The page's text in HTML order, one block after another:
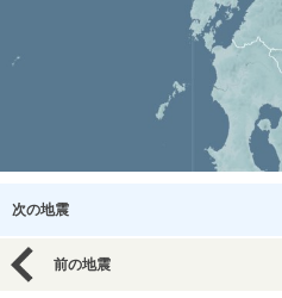
次の地震
前の地震